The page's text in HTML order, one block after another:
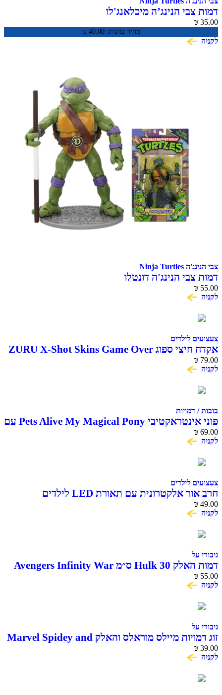
דמות צבי הנינג’ה מיכלאנג'לו
מחיר בחנות: ₪ 40.00
₪ 35.00
לקניה
צבי הנינג'ה Ninja Turtles
דמות צבי הנינג'ה דונטלו
₪ 55.00
לקניה
צעצועים לילדים
אקדח חיצי ספוג ZURU X-Shot Skins Game Over
₪ 79.00
לקניה
בובות / דמויות
פוני אינטראקטיבי Pets Alive My Magical Pony עם
אורווה ואביזרים ZURU
₪ 69.00
לקניה
צעצועים לילדים
חרב אור אלקטרונית עם תאורת LED לילדים
₪ 49.00
לקניה
גיבורי על
דמות האלק Hulk 30 ס״מ Avengers Infinity War
Titan Hero Series
₪ 55.00
לקניה
גיבורי על
זוג דמויות מיילס מוראלס והאלק Marvel Spidey and
His Amazing Friends
₪ 39.00
לקניה